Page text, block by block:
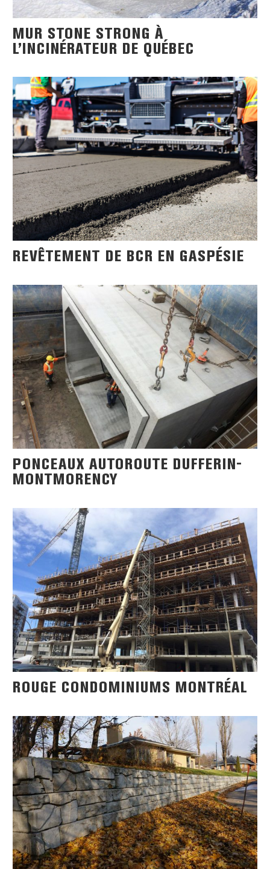
MUR STONE STRONG À
L’INCINÉRATEUR DE QUÉBEC
REVÊTEMENT DE BCR EN GASPÉSIE
PONCEAUX AUTOROUTE DUFFERIN-
MONTMORENCY
ROUGE CONDOMINIUMS MONTRÉAL